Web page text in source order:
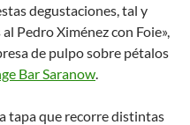
degustaciones, tal y
Pedro Ximénez con Foie»,
de pulpo sobre pétalos
Bar Saranow.
tapa que recorre distintas